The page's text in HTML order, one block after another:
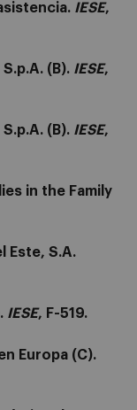
IESE,
(B). IESE,
(B). IESE,
in the Family
Este, S.A.
IESE, F-519.
Europa (C).